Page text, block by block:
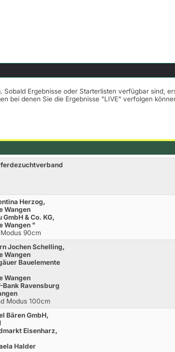
Ergebnisse oder Starterlisten verfügbar sind,
bei denen Sie die Ergebnisse "LIVE" verfolgen
Herzog,
Wangen
& Co. KG,
Wangen "
90cm
Jochen Schelling,
Wangen
Bauelemente
Wangen
Ravensburg
Modus 100cm
Bären GmbH,
Eisenharz,
Halder